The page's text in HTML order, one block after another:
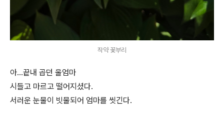
작약 꽃부리
아...끝내 곱던 울엄마
시들고 마르고 떨어지셨다.
서러운 눈물이 빗물되어 엄마를 씻긴다.